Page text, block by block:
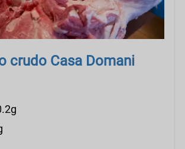
crudo Casa Domani